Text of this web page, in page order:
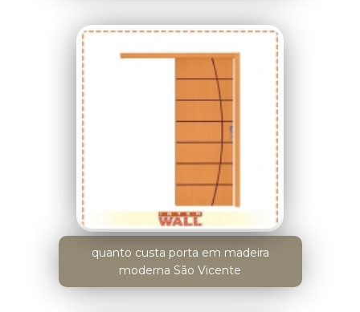
quanto custa porta em madeira
moderna São Vicente